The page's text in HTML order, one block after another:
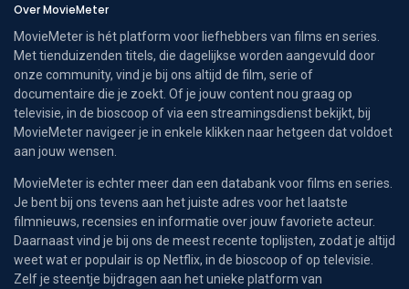
Over MovieMeter
MovieMeter is hét platform voor liefhebbers van films en series.
Met tienduizenden titels, die dagelijkse worden aangevuld door
onze community, vind je bij ons altijd de film, serie of
documentaire die je zoekt. Of je jouw content nou graag op
televisie, in de bioscoop of via een streamingsdienst bekijkt, bij
MovieMeter navigeer je in enkele klikken naar hetgeen dat voldoet
aan jouw wensen.
MovieMeter is echter meer dan een databank voor films en series.
Je bent bij ons tevens aan het juiste adres voor het laatste
filmnieuws, recensies en informatie over jouw favoriete acteur.
Daarnaast vind je bij ons de meest recente toplijsten, zodat je altijd
weet wat er populair is op Netflix, in de bioscoop of op televisie.
Zelf je steentje bijdragen aan het unieke platform van